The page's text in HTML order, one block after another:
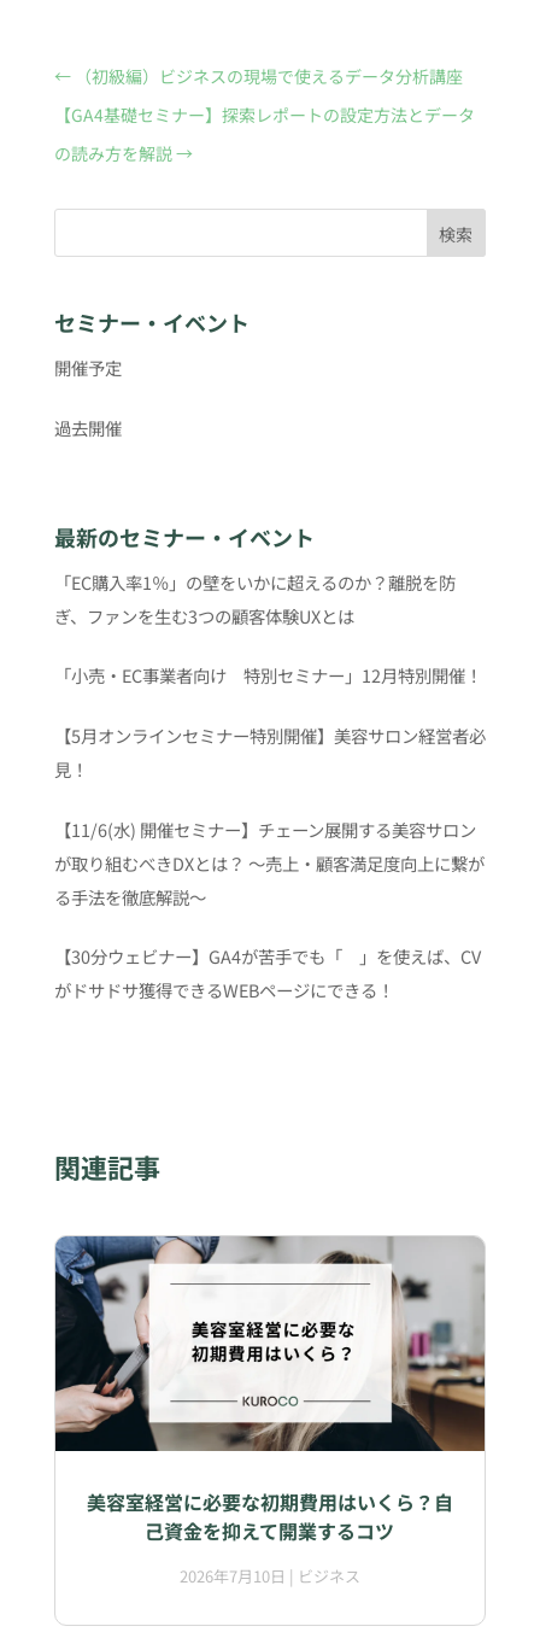
← （初級編）ビジネスの現場で使えるデータ分析講座
【GA4基礎セミナー】探索レポートの設定方法とデータ
の読み方を解説→
検索
セミナー・イベント
開催予定
過去開催
最新のセミナー・イベント
「EC購入率1％」の壁をいかに超えるのか？離脱を防
ぎ、ファンを生む3つの顧客体験UXとは
「小売・EC事業者向け 特別セミナー」12月特別開催！
【5月オンラインセミナー特別開催】美容サロン経営者必
見！
【11/6(水) 開催セミナー】チェーン展開する美容サロン
が取り組むべきDXとは？ 〜売上・顧客満足度向上に繋が
る手法を徹底解説〜
【30分ウェビナー】GA4が苦手でも「 」を使えば、CV
がドサドサ獲得できるWEBページにできる！
関連記事
美容室経営に必要な初期費用はいくら？自
己資金を抑えて開業するコツ
2026年7月10日 | ビジネス